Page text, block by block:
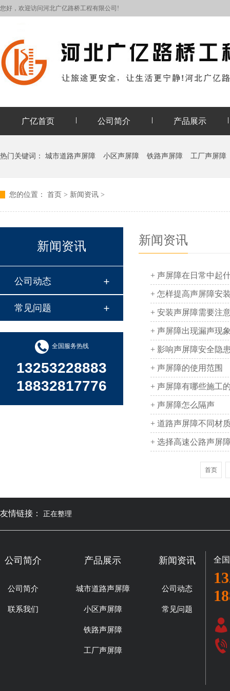
您好，欢迎访问河北广亿路桥工程有限公司!
广亿首页 公司简介 产品展示
热门关键词： 城市道路声屏障 小区声屏障 铁路声屏障 工厂声屏障
您的位置： 首页 > 新闻资讯 >
新闻资讯
公司动态
常见问题
全国服务热线
13253228883
18832817776
新闻资讯
+ 声屏障在日常中起
+ 怎样提高声屏障安
+ 安装声屏障需要注
+ 声屏障出现漏声现
+ 影响声屏障安全隐
+ 声屏障的使用范围
+ 声屏障有哪些施工
+ 声屏障怎么隔声
+ 道路声屏障不同材
+ 选择高速公路声屏
首页
友情链接： 正在整理
公司简介
公司简介
联系我们
产品展示
城市道路声屏障
小区声屏障
铁路声屏障
工厂声屏障
新闻资讯
公司动态
常见问题
全